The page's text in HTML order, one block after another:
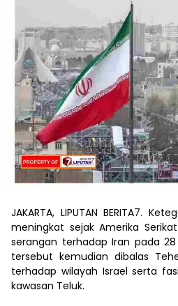
JAKARTA, LIPUTAN BERITA7.
meningkat sejak Amerika
serangan terhadap Iran pada 28
tersebut kemudian dibalas
terhadap wilayah Israel serta
kawasan Teluk.